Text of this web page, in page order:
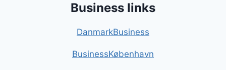
Business links
DanmarkBusiness
BusinessKøbenhavn